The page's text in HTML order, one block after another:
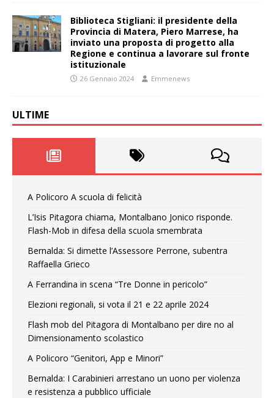
Biblioteca Stigliani: il presidente della
Provincia di Matera, Piero Marrese, ha
inviato una proposta di progetto alla
Regione e continua a lavorare sul fronte
istituzionale
26 Gennaio 2024 Emmenews
ULTIME
A Policoro A scuola di felicità
L’Isis Pitagora chiama, Montalbano Jonico risponde.
Flash-Mob in difesa della scuola smembrata
Bernalda: Si dimette l’Assessore Perrone, subentra
Raffaella Grieco
A Ferrandina in scena “Tre Donne in pericolo”
Elezioni regionali, si vota il 21 e 22 aprile 2024
Flash mob del Pitagora di Montalbano per dire no al
Dimensionamento scolastico
A Policoro “Genitori, App e Minori”
Bernalda: I Carabinieri arrestano un uono per violenza
e resistenza a pubblico ufficiale